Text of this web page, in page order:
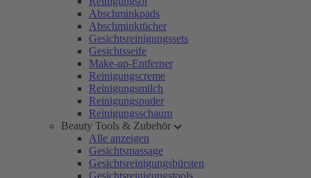
Abschminkpads
Abschminktücher
Gesichtsreinigungssets
Gesichtsseife
Make-up-Entferner
Reinigungscreme
Reinigungsmilch
Reinigungspuder
Reinigungsschaum
Beauty Tools & Zubehör
Alle anzeigen
Gesichtsmassage
Gesichtsreinigungsbürsten
Gesichtsreinigungstools